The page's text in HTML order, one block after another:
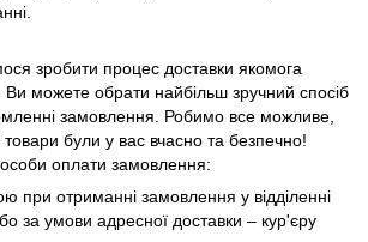
зробити процес доставки якомога
можете обрати найбільш зручний спосіб
замовлення. Робимо все можливе,
були у вас вчасно та безпечно!
оплати замовлення:
при отриманні замовлення у відділенні
за умови адресної доставки – кур'єру